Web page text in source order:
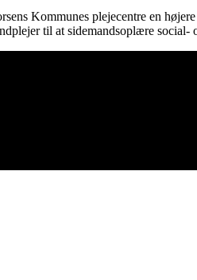
Kommunes plejecentre en
til at sidemandsoplære social-